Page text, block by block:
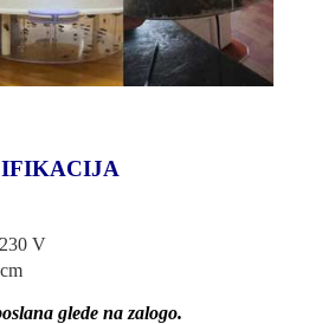
V
glede na zalogo.